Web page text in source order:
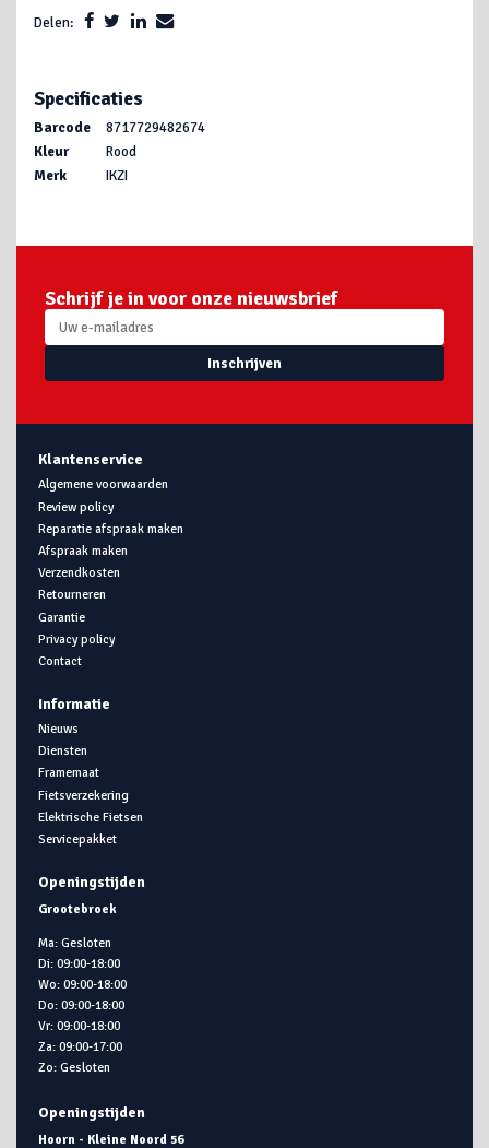
Delen:
Specificaties
Barcode
8717729482674
Kleur
Rood
Merk
IKZI
Schrijf je in voor onze nieuwsbrief
Inschrijven
Klantenservice
Algemene voorwaarden
Review policy
Reparatie afspraak maken
Afspraak maken
Verzendkosten
Retourneren
Garantie
Privacy policy
Contact
Informatie
Nieuws
Diensten
Framemaat
Fietsverzekering
Elektrische Fietsen
Servicepakket
Openingstijden
Grootebroek
Ma: Gesloten
Di: 09:00-18:00
Wo: 09:00-18:00
Do: 09:00-18:00
Vr: 09:00-18:00
Za: 09:00-17:00
Zo: Gesloten
Openingstijden
Hoorn - Kleine Noord 56